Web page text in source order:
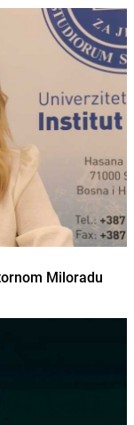
Miloradu